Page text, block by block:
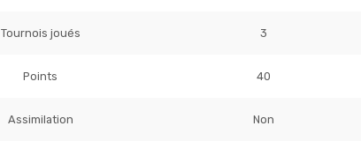
Tournois joués 3
Points 40
Assimilation Non